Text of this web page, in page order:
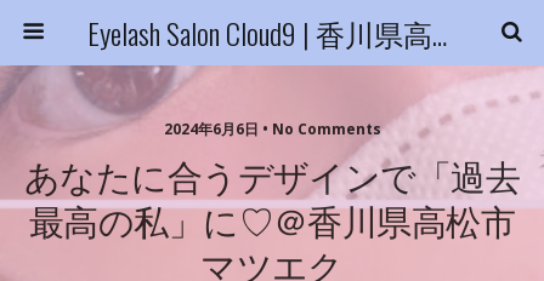
Eyelash Salon Cloud9 | 香川県高松市
2024年6月6日 • No Comments
あなたに合うデザインで「過去
最高の私」に♡＠香川県高松市
マツエク